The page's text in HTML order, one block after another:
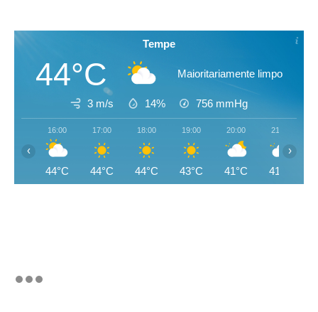
Tempe
44°C Maioritariamente limpo
3 m/s 14% 756 mmHg
16:00
44°C
17:00
44°C
18:00
44°C
19:00
43°C
20:00
41°C
21:00
41°C
‹ ›